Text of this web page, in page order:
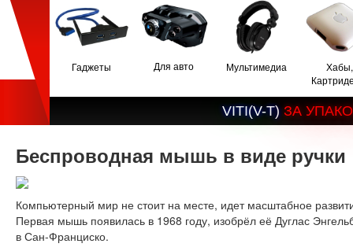
Гаджеты Для авто Мультимедиа
Хабы,
VITI(V-T) ЗА УПАКО
Беспроводная мышь в виде ручки
Компьютерный мир не стоит на месте, идет масштабное
Первая мышь появилась в 1968 году, изобрёл её Дуглас
в Сан-Франциско.